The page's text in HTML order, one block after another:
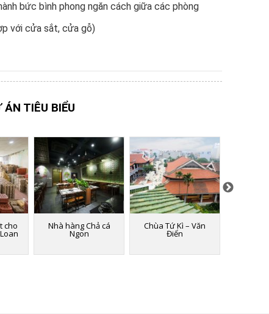
bức bình phong ngăn cách giữa các phòng
với cửa sắt, cửa gỗ)
ÁN TIÊU BIỂU
cho Nhà hàng Chả cá
Ngon
Chùa Tứ Kì – Văn
Điển